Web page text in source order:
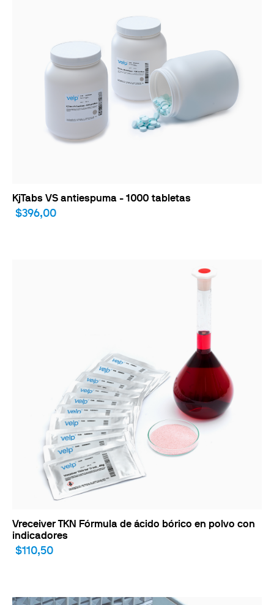
KjTabs VS antiespuma - 1000 tabletas
$396,00
Vreceiver TKN Fórmula de ácido bórico en polvo con
indicadores
$110,50